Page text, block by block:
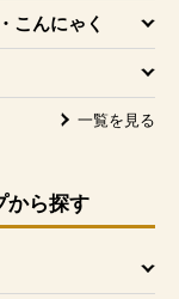
こんにゃく
一覧を見る
から探す